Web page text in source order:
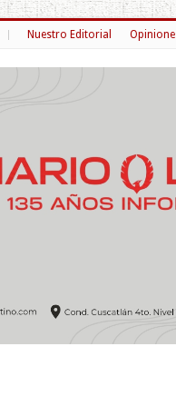
Nuestro Editorial